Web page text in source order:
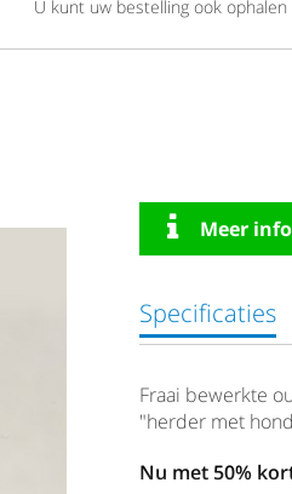
U kunt uw bestelling ook ophalen
Meer
Specificaties
Fraai bewerkte
"herder met
Nu met 50%